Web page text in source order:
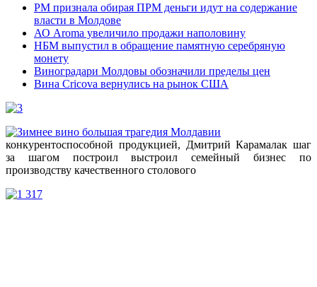
PM признала обирая ПРМ деньги идут на содержание
власти в Молдове
АО Aroma увеличило продажи наполовину
НБМ выпустил в обращение памятную серебряную
монету
Виноградари Молдовы обозначили пределы цен
Вина Cricova вернулись на рынок США
конкурентоспособной продукцией, Дмитрий Карамалак шаг
за шагом построил выстроил семейный бизнес по
производству качественного столового